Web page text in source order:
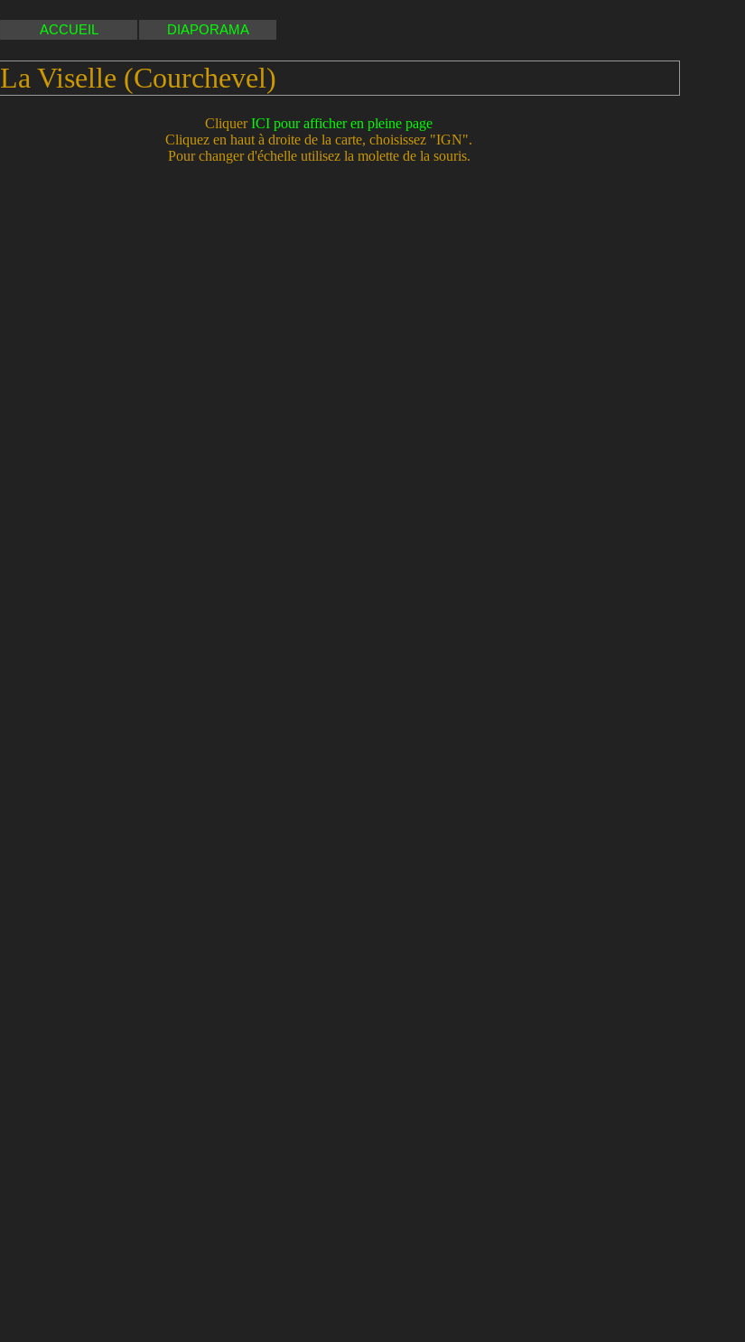
ACCUEIL DIAPORAMA
La Viselle (Courchevel)
CliquerICI pour afficher en pleine page
Cliquez en haut à droite de la carte, choisissez "IGN".
Pour changer d'échelle utilisez la molette de la souris.